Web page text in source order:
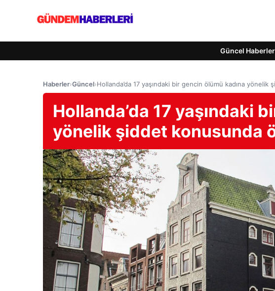
Güncel Haberler
Haberler›Güncel›Hollanda’da 17 yaşındaki bir gencin ölümü kadına
Hollanda’da 17 yaşındaki
yönelik şiddet konusunda